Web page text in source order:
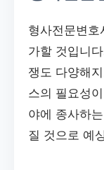
형사전문변
가할 것입니
쟁도 다양해
스의 필요성
야에 종사하
질 것으로 예